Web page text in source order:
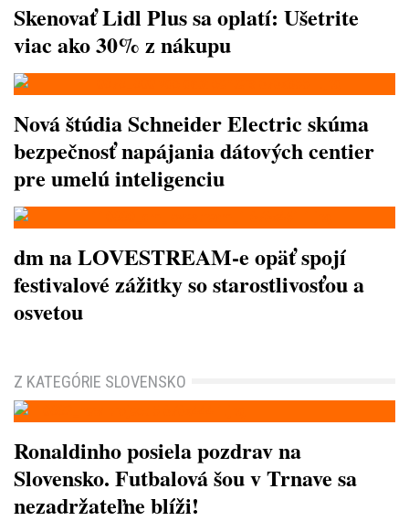
Skenovať Lidl Plus sa oplatí: Ušetrite
viac ako 30% z nákupu
Nová štúdia Schneider Electric skúma
bezpečnosť napájania dátových centier
pre umelú inteligenciu
dm na LOVESTREAM-e opäť spojí
festivalové zážitky so starostlivosťou a
osvetou
Z KATEGÓRIE SLOVENSKO
Ronaldinho posiela pozdrav na
Slovensko. Futbalová šou v Trnave sa
nezadržateľne blíži!